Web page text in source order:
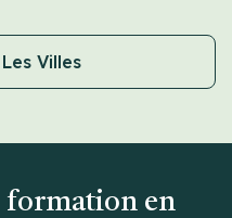
Villes
formation en